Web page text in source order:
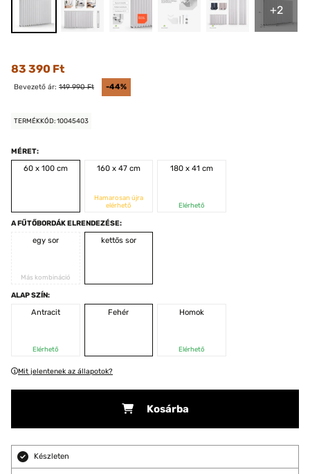
+2
83 390 Ft
Bevezető ár: 149 990 Ft -44%
TERMÉKKÓD: 10045403
MÉRET:
60 x 100 cm
160 x 47 cm
Hamarosan újra
elérhető
180 x 41 cm
Elérhető
A FŰTŐBORDÁK ELRENDEZÉSE:
egy sor
Más kombináció
kettős sor
ALAP SZÍN:
Antracit
Elérhető
Fehér Homok
Elérhető
Mit jelentenek az állapotok?
Kosárba
Készleten